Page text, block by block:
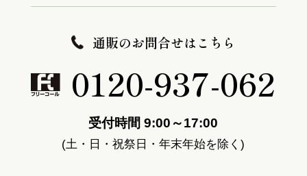
通販のお問合せはこちら
0120-937-062
受付時間 9:00～17:00
(土・日・祝祭日・年末年始を除く)